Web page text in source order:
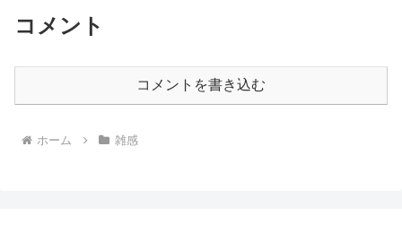
コメント
コメントを書き込む
ホーム 雑感